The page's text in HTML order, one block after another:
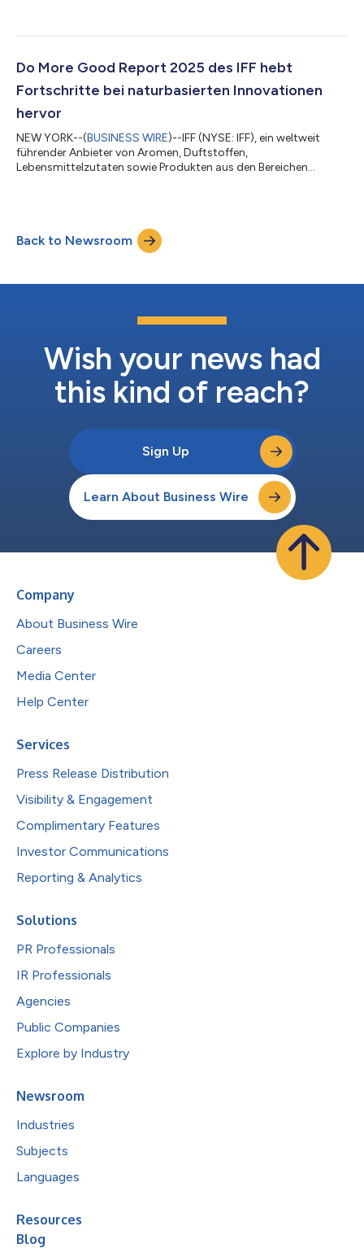
Duftdesign und -kreation, der in Zusammenarbeit mit ISIPCA,
Bereichen Parfümerie, Kosmetik und Lebensmittelaromen,
entwickelt wurde. Seit seinem Start im Jahr 2016 hat...
Do More Good Report 2025 des IFF hebt
Fortschritte bei naturbasierten Innovationen
hervor
NEW YORK--(BUSINESS WIRE)--IFF (NYSE: IFF), ein weltweit
führender Anbieter von Aromen, Duftstoffen,
Lebensmittelzutaten sowie Produkten aus den Bereichen
Erlebnisse für die Menschen und den Planeten hervorgehoben
wird. Das zunehmend auf Naturstoffen basierende Portfolio von
IFF unterstreicht die zentrale Rolle der Nachhaltigkeit...
Back to Newsroom
Wish your news had
this kind of reach?
Sign Up
Learn About Business Wire
Company
About Business Wire
Careers
Media Center
Help Center
Services
Press Release Distribution
Visibility & Engagement
Complimentary Features
Investor Communications
Reporting & Analytics
Solutions
PR Professionals
IR Professionals
Agencies
Public Companies
Explore by Industry
Newsroom
Industries
Subjects
Languages
Resources
Blog